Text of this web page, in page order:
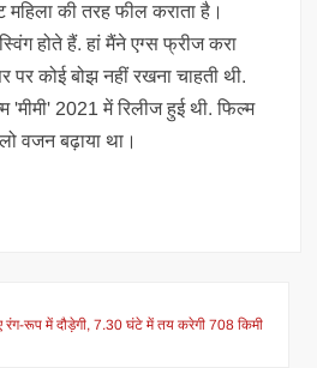
की तरह फील कराता है।
होते हैं. हां मैंने एग्स फ्रीज करा
पर कोई बोझ नहीं रखना चाहती थी.
'मीमी' 2021 में रिलीज हुई थी. फिल्म
वजन बढ़ाया था।
रंग-रूप में दौड़ेगी, 7.30 घंटे में तय करेगी 708 किमी